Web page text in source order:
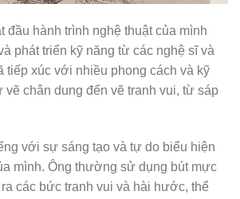
đầu hành trình nghệ thuật của mình
phát triển kỹ năng từ các nghệ sĩ và
tiếp xúc với nhiều phong cách và kỹ
vẽ chân dung đến vẽ tranh vui, từ sáp
với sự sáng tạo và tự do biểu hiện
mình. Ông thường sử dụng bút mực
các bức tranh vui và hài hước, thể